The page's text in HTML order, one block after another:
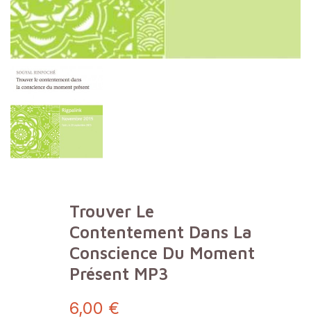
Trouver Le
Contentement Dans La
Conscience Du Moment
Présent MP3
6,00 €